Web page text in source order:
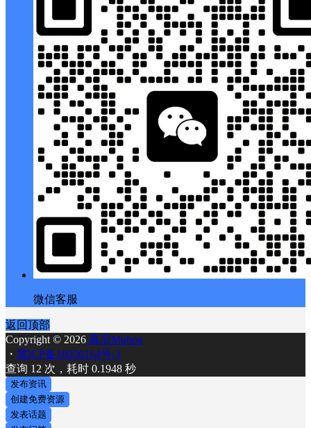
微信客服
返回顶部
Copyright © 2026 幕后Muhou
・ 冀ICP备18036164号-3
查询 12 次，耗时 0.1948 秒
发布资讯
创建免费资源
发表话题